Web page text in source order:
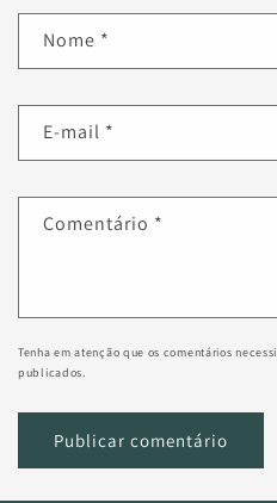
Nome *
E-mail *
Comentário *
Tenha em atenção que os comentários
publicados.